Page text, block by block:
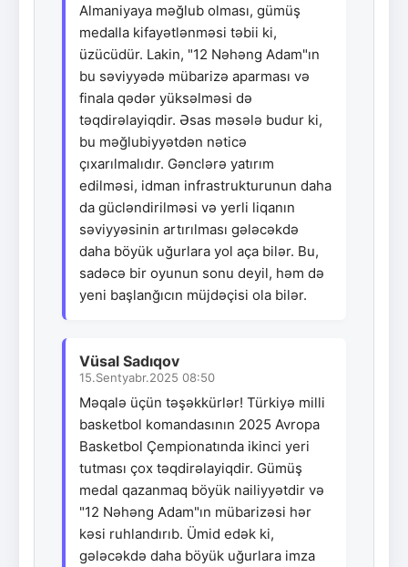
Almaniyaya məğlub olması, gümüş
medalla kifayətlənməsi təbii ki,
üzücüdür. Lakin, "12 Nəhəng Adam"ın
bu səviyyədə mübarizə aparması və
finala qədər yüksəlməsi də
təqdirəlayiqdir. Əsas məsələ budur ki,
bu məğlubiyyətdən nəticə
çıxarılmalıdır. Gənclərə yatırım
edilməsi, idman infrastrukturunun daha
da gücləndirilməsi və yerli liqanın
səviyyəsinin artırılması gələcəkdə
daha böyük uğurlara yol aça bilər. Bu,
sadəcə bir oyunun sonu deyil, həm də
yeni başlanğıcın müjdəçisi ola bilər.
Vüsal Sadıqov
15.Sentyabr.2025 08:50
Məqalə üçün təşəkkürlər! Türkiyə milli
basketbol komandasının 2025 Avropa
Basketbol Çempionatında ikinci yeri
tutması çox təqdirəlayiqdir. Gümüş
medal qazanmaq böyük nailiyyətdir və
"12 Nəhəng Adam"ın mübarizəsi hər
kəsi ruhlandırıb. Ümid edək ki,
gələcəkdə daha böyük uğurlara imza